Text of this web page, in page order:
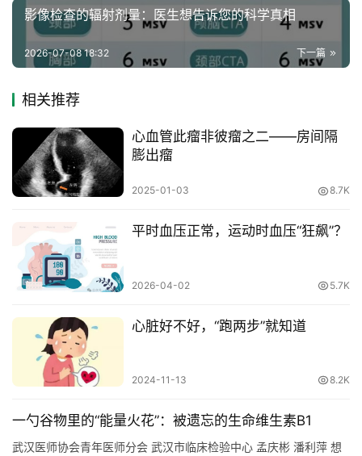
影像检查的辐射剂量：医生想告诉您的科学真相
下一篇
2026-07-08 18:32
相关推荐
心血管此瘤非彼瘤之二——房间隔
膨出瘤
2025-01-03 8.7K
平时血压正常，运动时血压“狂飙”？
2026-04-02 5.7K
心脏好不好，“跑两步”就知道
2024-11-13 8.2K
一勺谷物里的“能量火花”：被遗忘的生命维生素B1
武汉医师协会青年医师分会 武汉市临床检验中心 孟庆彬 潘利萍 想